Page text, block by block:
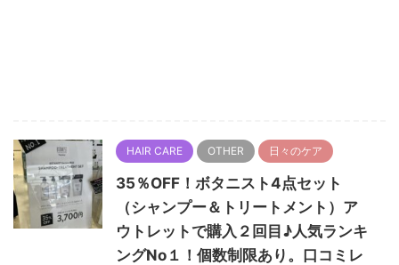
HAIR CARE OTHER 日々のケア
35％OFF！ボタニスト4点セット
（シャンプー＆トリートメント）ア
ウトレットで購入２回目♪人気ランキ
ングNo１！個数制限あり。口コミレ